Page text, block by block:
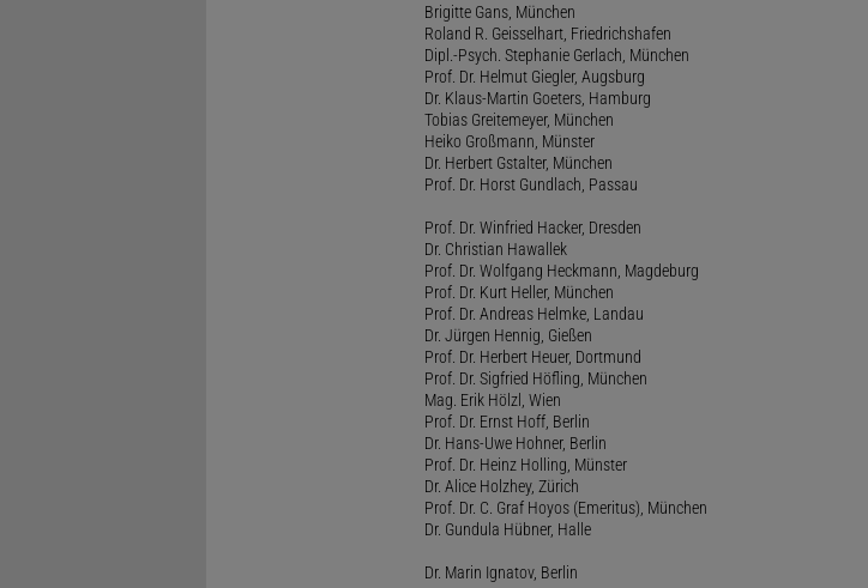
Brigitte Gans, München
Roland R. Geisselhart, Friedrichshafen
Dipl.-Psych. Stephanie Gerlach, München
Prof. Dr. Helmut Giegler, Augsburg
Dr. Klaus-Martin Goeters, Hamburg
Tobias Greitemeyer, München
Heiko Großmann, Münster
Dr. Herbert Gstalter, München
Prof. Dr. Horst Gundlach, Passau
Prof. Dr. Winfried Hacker, Dresden
Dr. Christian Hawallek
Prof. Dr. Wolfgang Heckmann, Magdeburg
Prof. Dr. Kurt Heller, München
Prof. Dr. Andreas Helmke, Landau
Dr. Jürgen Hennig, Gießen
Prof. Dr. Herbert Heuer, Dortmund
Prof. Dr. Sigfried Höfling, München
Mag. Erik Hölzl, Wien
Prof. Dr. Ernst Hoff, Berlin
Dr. Hans-Uwe Hohner, Berlin
Prof. Dr. Heinz Holling, Münster
Dr. Alice Holzhey, Zürich
Prof. Dr. C. Graf Hoyos (Emeritus), München
Dr. Gundula Hübner, Halle
Dr. Marin Ignatov, Berlin